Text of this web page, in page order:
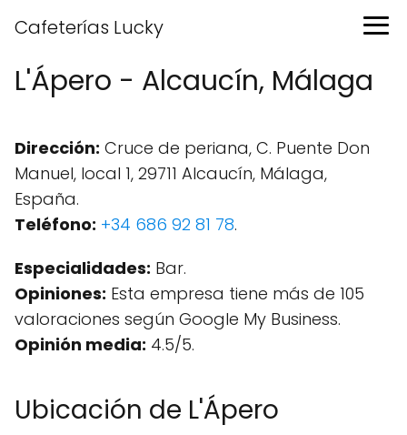
Cafeterías Lucky
L'Ápero - Alcaucín, Málaga
Dirección: Cruce de periana, C. Puente Don
Manuel, local 1, 29711 Alcaucín, Málaga,
España.
Teléfono: +34 686 92 81 78.
Especialidades: Bar.
Opiniones: Esta empresa tiene más de 105
valoraciones según Google My Business.
Opinión media: 4.5/5.
Ubicación de L'Ápero